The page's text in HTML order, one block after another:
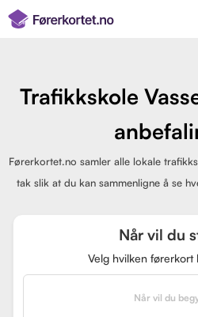
Trafikkskole
Førerkortet.no samler alle lokale
tak slik at du kan sammenligne å se
Når vil du
Velg hvilken førerkort
Når vil du